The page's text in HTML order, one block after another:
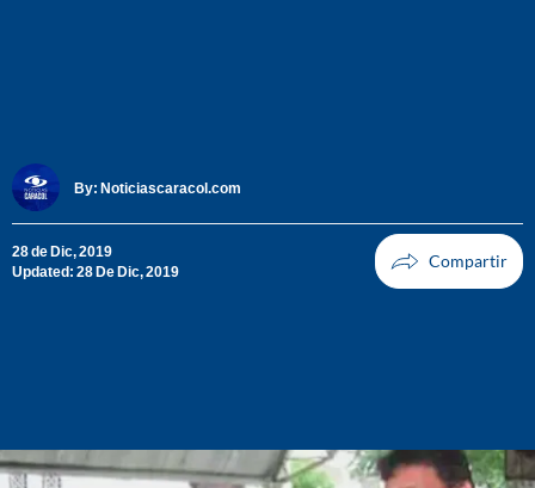
By: Noticiascaracol.com
28 de Dic, 2019
Updated: 28 De Dic, 2019